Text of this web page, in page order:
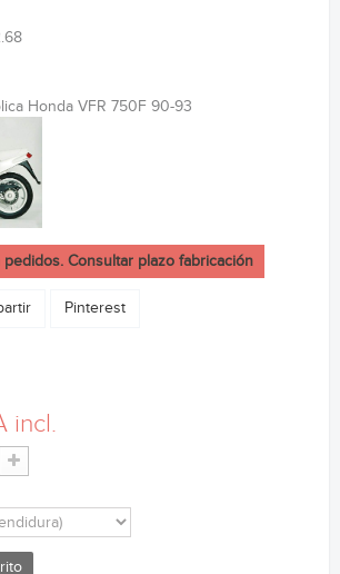
Honda VFR 750F 90-93
pedidos. Consultar plazo fabricación
Pinterest
incl.